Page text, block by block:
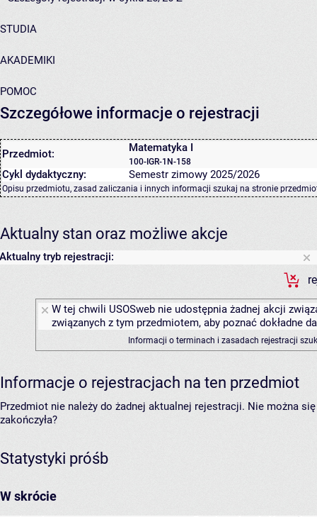
STUDIA
AKADEMIKI
POMOC
Szczegółowe informacje o rejestracji
Przedmiot: Matematyka I
100-IGR-1N-158
Cykl dydaktyczny: Semestr zimowy 2025/2026
Opisu przedmiotu, zasad zaliczania i innych informacji szukaj na stronie
Aktualny stan oraz możliwe akcje
Aktualny tryb rejestracji:
W tej chwili USOSweb nie udostępnia żadnej akcji
związanych z tym przedmiotem, aby poznać dokładne
Informacji o terminach i zasadach rejestracji
Informacje o rejestracjach na ten przedmiot
Przedmiot nie należy do żadnej aktualnej rejestracji. Nie można
zakończyła?
Statystyki próśb
W skrócie